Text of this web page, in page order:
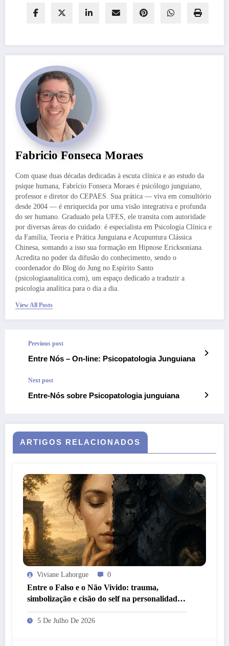
Fabricio Fonseca Moraes
Com quase duas décadas dedicadas à escuta clínica e ao estudo da
psique humana, Fabrício Fonseca Moraes é psicólogo junguiano,
professor e diretor do CEPAES. Sua prática — viva em consultório
desde 2004 — é enriquecida por uma visão integrativa e profunda
do ser humano. Graduado pela UFES, ele transita com autoridade
por diversas áreas do cuidado: é especialista em Psicologia Clínica e
da Família, Teoria e Prática Junguiana e Acupuntura Clássica
Chinesa, somando a isso sua formação em Hipnose Ericksoniana.
Acredita no poder da difusão do conhecimento, sendo o
coordenador do Blog do Jung no Espírito Santo
(psicologiaanalitica.com), um espaço dedicado a traduzir a
psicologia analítica para o dia a dia.
View All Posts
Previous post
Entre Nós – On-line: Psicopatologia Junguiana
Next post
Entre-Nós sobre Psicopatologia junguiana
ARTIGOS RELACIONADOS
Viviane Lahorgue 0
Entre o Falso e o Não Vivido: trauma,
simbolização e cisão do self na personalidade
“como-se”
5 De Julho De 2026